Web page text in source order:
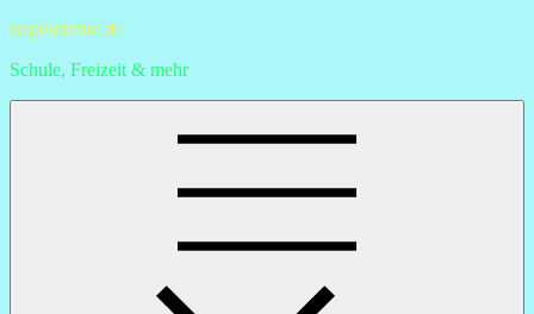
Skip
content
stephionline.de
Schule, Freizeit & mehr